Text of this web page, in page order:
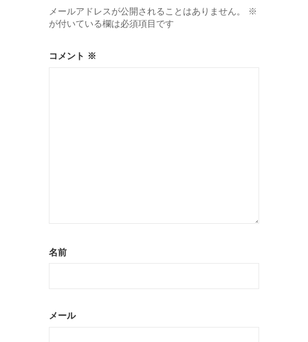
メールアドレスが公開されることはありません。
※
が付いている欄は必須項目です
コメント ※
名前
メール